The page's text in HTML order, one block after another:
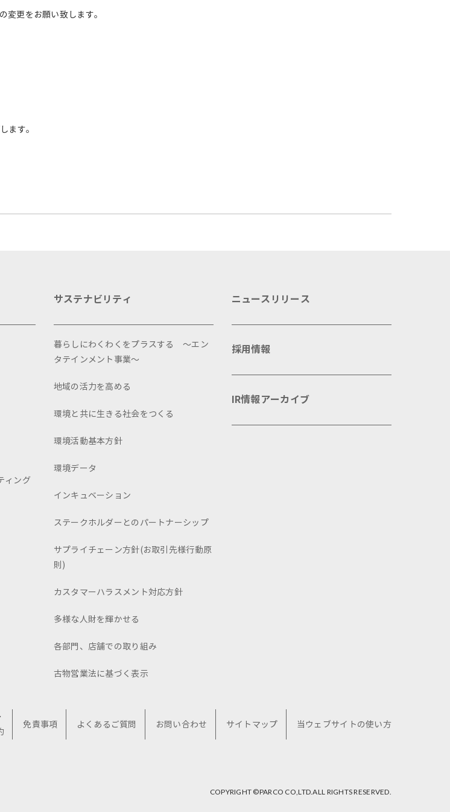
変更をお願い致します。
ます。
ィング
サステナビリティ
暮らしにわくわくをプラスする ～エン
タテインメント事業～
地域の活力を高める
環境と共に生きる社会をつくる
環境活動基本方針
環境データ
インキュベーション
ステークホルダーとのパートナーシップ
サプライチェーン方針(お取引先様行動原
則)
カスタマーハラスメント対応方針
多様な人財を輝かせる
各部門、店舗での取り組み
古物営業法に基づく表示
ニュースリリース
採用情報
IR情報アーカイブ
免責事項 よくあるご質問 お問い合わせ サイトマップ 当ウェブサイトの使い方
COPYRIGHT ©︎PARCO CO,LTD.ALL RIGHTS RESERVED.